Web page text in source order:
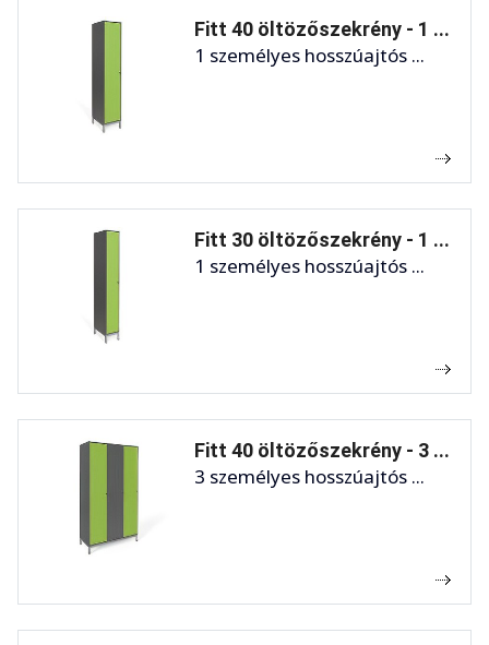
Fitt 40 öltözőszekrény - 1 ...
1 személyes hosszúajtós ...
Fitt 30 öltözőszekrény - 1 ...
1 személyes hosszúajtós ...
Fitt 40 öltözőszekrény - 3 ...
3 személyes hosszúajtós ...